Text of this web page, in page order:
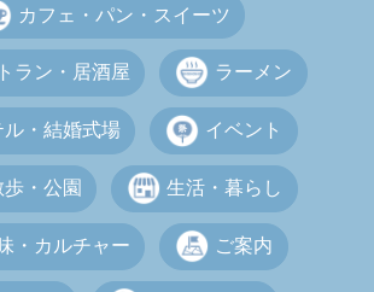
カフェ・パン・スイーツ
ラン・居酒屋 ラーメン
ル・結婚式場 イベント
歩・公園 生活・暮らし
・カルチャー ご案内